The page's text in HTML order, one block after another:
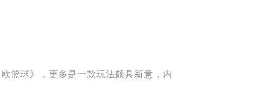
篮球》，更多是一款玩法颇具新意，内